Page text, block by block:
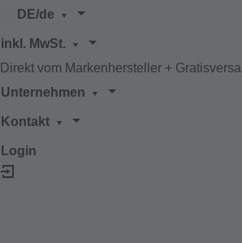
Hauptinhalt springen
Zur Suche springen
Zur Hauptnavigation springen
DE/de
inkl. MwSt.
Direkt vom Markenhersteller +
Unternehmen
Kontakt
Login